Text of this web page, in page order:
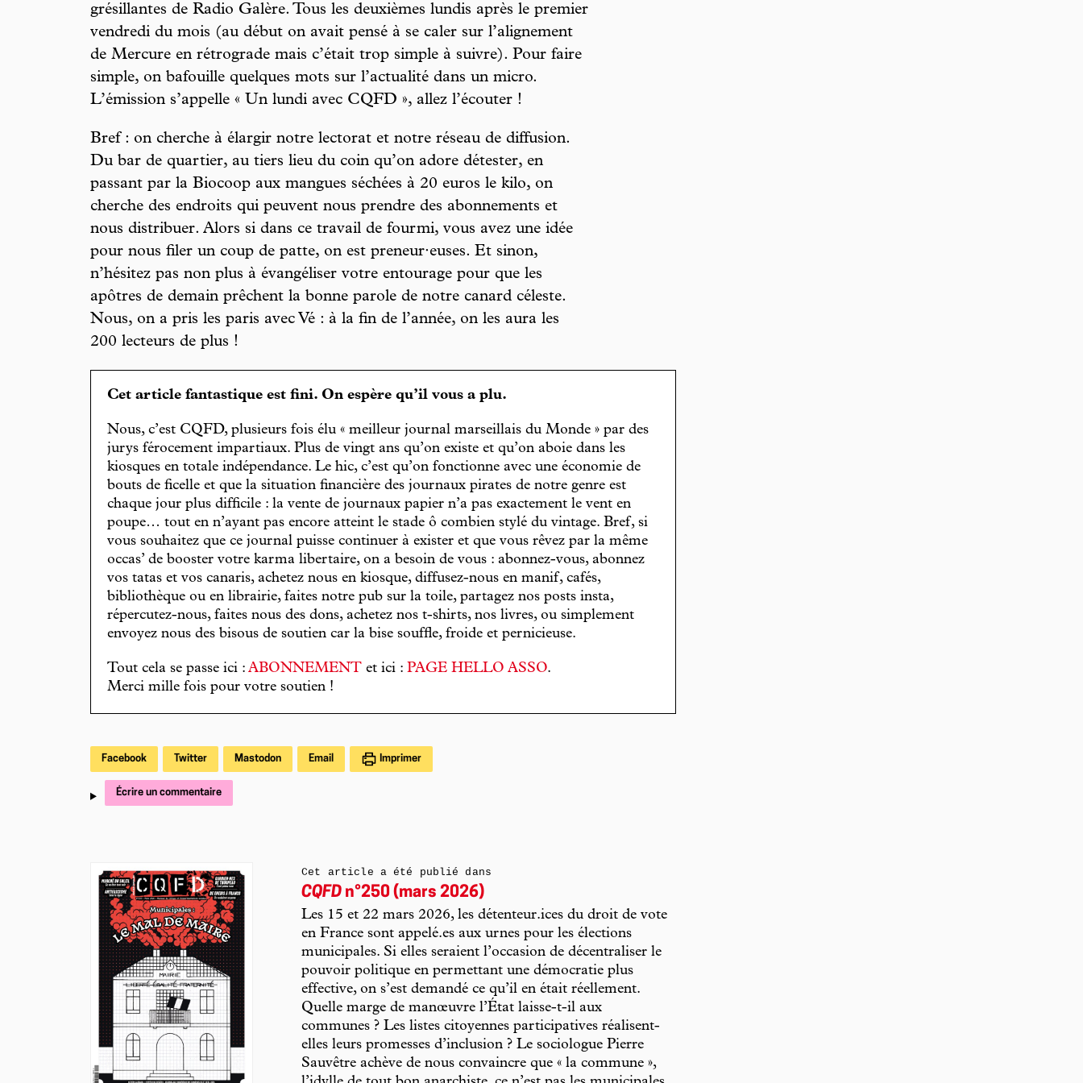
grésillantes de Radio Galère. Tous les deuxièmes lundis après le premier
vendredi du mois (au début on avait pensé à se caler sur l’alignement
de Mercure en rétrograde mais c’était trop simple à suivre). Pour faire
simple, on bafouille quelques mots sur l’actualité dans un micro.
L’émission s’appelle « Un lundi avec CQFD », allez l’écouter !
Bref : on cherche à élargir notre lectorat et notre réseau de diffusion.
Du bar de quartier, au tiers lieu du coin qu’on adore détester, en
passant par la Biocoop aux mangues séchées à 20 euros le kilo, on
cherche des endroits qui peuvent nous prendre des abonnements et
nous distribuer. Alors si dans ce travail de fourmi, vous avez une idée
pour nous filer un coup de patte, on est preneur·euses. Et sinon,
n’hésitez pas non plus à évangéliser votre entourage pour que les
apôtres de demain prêchent la bonne parole de notre canard céleste.
Nous, on a pris les paris avec Vé : à la fin de l’année, on les aura les
200 lecteurs de plus !
Cet article fantastique est fini. On espère qu’il vous a plu.
Nous, c’est CQFD, plusieurs fois élu « meilleur journal marseillais du Monde » par des
jurys férocement impartiaux. Plus de vingt ans qu’on existe et qu’on aboie dans les
kiosques en totale indépendance. Le hic, c’est qu’on fonctionne avec une économie de
bouts de ficelle et que la situation financière des journaux pirates de notre genre est
chaque jour plus difficile : la vente de journaux papier n’a pas exactement le vent en
poupe… tout en n’ayant pas encore atteint le stade ô combien stylé du vintage. Bref, si
vous souhaitez que ce journal puisse continuer à exister et que vous rêvez par la même
occas’ de booster votre karma libertaire, on a besoin de vous : abonnez-vous, abonnez
vos tatas et vos canaris, achetez nous en kiosque, diffusez-nous en manif, cafés,
bibliothèque ou en librairie, faites notre pub sur la toile, partagez nos posts insta,
répercutez-nous, faites nous des dons, achetez nos t-shirts, nos livres, ou simplement
envoyez nous des bisous de soutien car la bise souffle, froide et pernicieuse.
Tout cela se passe ici : ABONNEMENT et ici : PAGE HELLO ASSO.
Merci mille fois pour votre soutien !
Facebook Twitter Mastodon Email Imprimer
Écrire un commentaire
Cet article a été publié dans
CQFD n°250 (mars 2026)
Les 15 et 22 mars 2026, les détenteur.ices du droit de vote
en France sont appelé.es aux urnes pour les élections
municipales. Si elles seraient l’occasion de décentraliser le
pouvoir politique en permettant une démocratie plus
effective, on s’est demandé ce qu’il en était réellement.
Quelle marge de manœuvre l’État laisse-t-il aux
communes ? Les listes citoyennes participatives réalisent-
elles leurs promesses d’inclusion ? Le sociologue Pierre
Sauvêtre achève de nous convaincre que « la commune »,